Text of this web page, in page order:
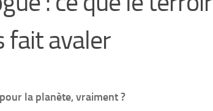
fait avaler
la planète, vraiment ?